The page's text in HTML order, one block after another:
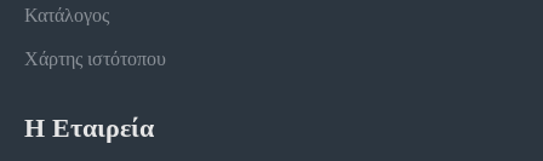
Κατάλογος
Χάρτης ιστότοπου
Η Εταιρεία